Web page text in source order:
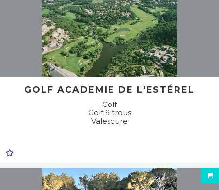
Stage de perfectionnement
Atelier / Initiation / Découverte
Compétition/entrainement
Sports de grimpe / Sports de corde
Via cordata
Escalade
Via ferrata
GOLF ACADEMIE DE L'ESTÉREL
Golf
Golf 9 trous
Valescure